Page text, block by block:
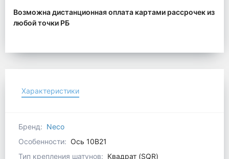
Возможна дистанционная оплата картами рассрочек из
любой точки РБ
Характеристики
Бренд: Neco
Особенности: Ось 10В21
Тип крепления шатунов: Квадрат (SQR)